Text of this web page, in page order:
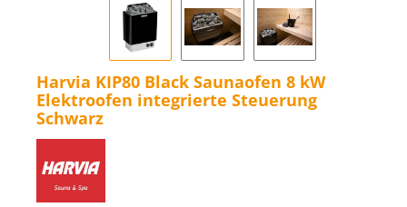
Harvia KIP80 Black Saunaofen 8 kW
Elektroofen integrierte Steuerung
Schwarz